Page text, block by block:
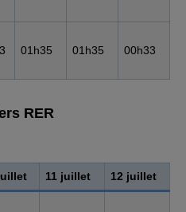
01h35 01h35 00h33
RER
11 juillet 12 juillet